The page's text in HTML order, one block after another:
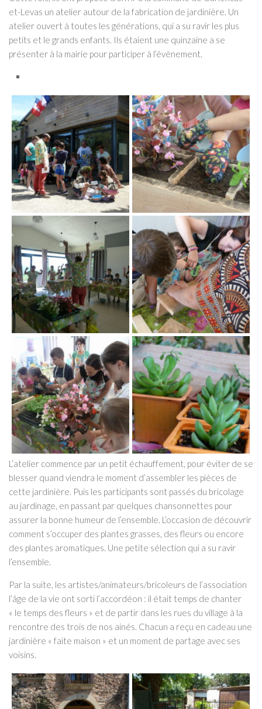
et-Levas un atelier autour de la fabrication de jardinière. Un
atelier ouvert à toutes les générations, qui a su ravir les plus
petits et le grands enfants. Ils étaient une quinzaine a se
présenter à la mairie pour participer à l’évènement.
L’atelier commence par un petit échauffement, pour éviter de se
blesser quand viendra le moment d’assembler les pièces de
cette jardinière. Puis les participants sont passés du bricolage
au jardinage, en passant par quelques chansonnettes pour
assurer la bonne humeur de l’ensemble. L’occasion de découvrir
comment s’occuper des plantes grasses, des fleurs ou encore
des plantes aromatiques. Une petite sélection qui a su ravir
l’ensemble.
Par la suite, les artistes/animateurs/bricoleurs de l’association
l’âge de la vie ont sorti l’accordéon : il était temps de chanter
« le temps des fleurs » et de partir dans les rues du village à la
rencontre des trois de nos ainés. Chacun a reçu en cadeau une
jardinière « faite maison » et un moment de partage avec ses
voisins.